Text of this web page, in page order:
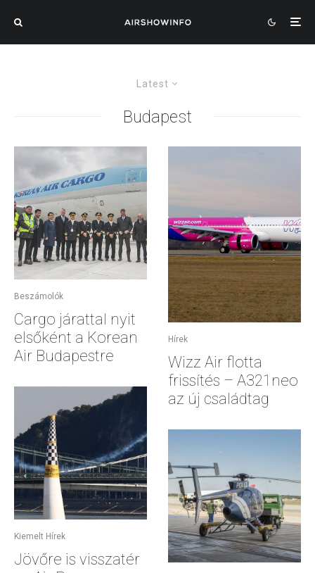
Latest
Budapest
Beszámolók
Cargo járattal nyit
elsőként a Korean
Air Budapestre
Kiemelt Hírek
Jövőre is visszatér
Hírek
Wizz Air flotta
frissítés – A321neo
az új családtag